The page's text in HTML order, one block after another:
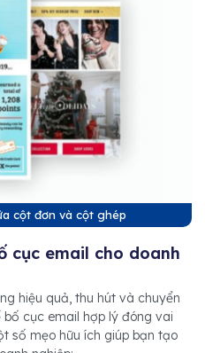
cột đơn và cột ghép
cục email cho doanh
hiệu quả, thu hút và chuyển
cục email hợp lý đóng vai
số mẹo hữu ích giúp bạn tạo